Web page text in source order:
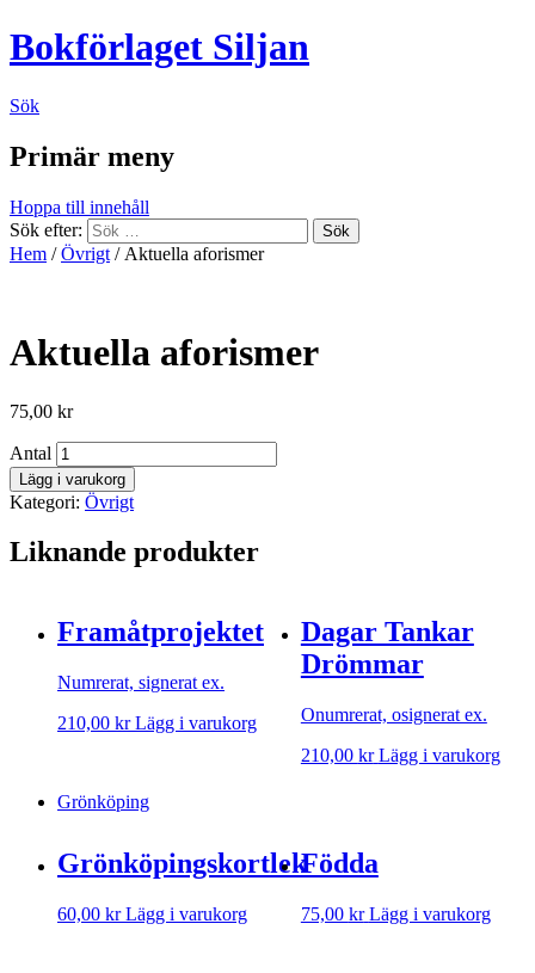
Bokförlaget Siljan
Sök
Primär meny
Hoppa till innehåll
Sök efter:
Hem /Övrigt / Aktuella aforismer
Aktuella aforismer
75,00 kr
Antal
Lägg i varukorg
Kategori: Övrigt
Liknande produkter
Framåtprojektet
Numrerat, signerat ex.
210,00 kr Lägg i varukorg
Dagar Tankar
Drömmar
Onumrerat, osignerat ex.
210,00 kr Lägg i varukorg
Grönköpingskortlek
60,00 kr Lägg i varukorg
Födda
75,00 kr Lägg i varukorg
Grönköping